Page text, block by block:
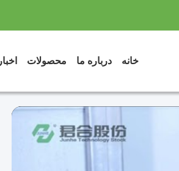
خانه درباره ما محصولات اخبار